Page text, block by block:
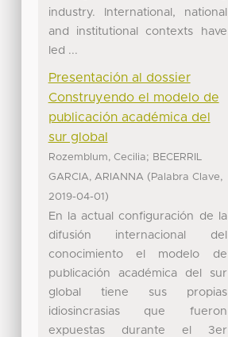
industry. International, national
and institutional contexts have
led ...
Presentación al dossier
Construyendo el modelo de
publicación académica del
sur global
Rozemblum, Cecilia; BECERRIL
GARCIA, ARIANNA ( Palabra Clave,
2019-04-01 )
En la actual configuración de la
difusión internacional del
conocimiento el modelo de
publicación académica del sur
global tiene sus propias
idiosincrasias que fueron
expuestas durante el 3er